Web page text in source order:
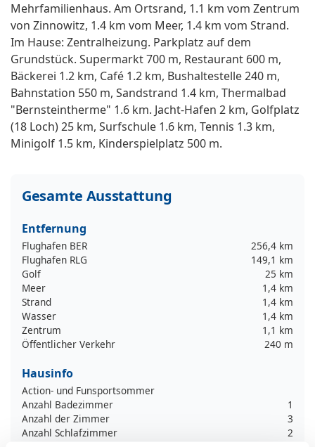
Mehrfamilienhaus. Am Ortsrand, 1.1 km vom Zentrum
von Zinnowitz, 1.4 km vom Meer, 1.4 km vom Strand.
Im Hause: Zentralheizung. Parkplatz auf dem
Grundstück. Supermarkt 700 m, Restaurant 600 m,
Bäckerei 1.2 km, Café 1.2 km, Bushaltestelle 240 m,
Bahnstation 550 m, Sandstrand 1.4 km, Thermalbad
"Bernsteintherme" 1.6 km. Jacht-Hafen 2 km, Golfplatz
(18 Loch) 25 km, Surfschule 1.6 km, Tennis 1.3 km,
Minigolf 1.5 km, Kinderspielplatz 500 m.
Gesamte Ausstattung
Entfernung
Flughafen BER
256,4 km
Flughafen RLG
149,1 km
Golf
25 km
Meer
1,4 km
Strand
1,4 km
Wasser
1,4 km
Zentrum
1,1 km
Öffentlicher Verkehr
240 m
Hausinfo
Action- und Funsportsommer
Anzahl Badezimmer
1
Anzahl der Zimmer
3
Anzahl Schlafzimmer
2